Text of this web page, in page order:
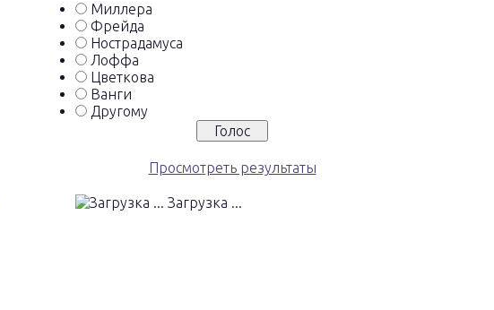
Миллера
Фрейда
Нострадамуса
Лоффа
Цветкова
Ванги
Другому
Просмотреть результаты
Загрузка ...